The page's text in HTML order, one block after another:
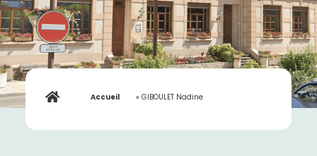
Accueil »GIBOULET Nadine